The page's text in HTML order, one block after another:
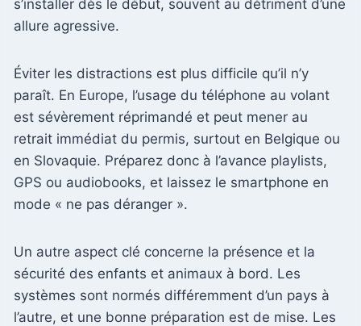
s’installer dès le début, souvent au détriment d’une
allure agressive.
Éviter les distractions est plus difficile qu’il n’y
paraît. En Europe, l’usage du téléphone au volant
est sévèrement réprimandé et peut mener au
retrait immédiat du permis, surtout en Belgique ou
en Slovaquie. Préparez donc à l’avance playlists,
GPS ou audiobooks, et laissez le smartphone en
mode « ne pas déranger ».
Un autre aspect clé concerne la présence et la
sécurité des enfants et animaux à bord. Les
systèmes sont normés différemment d’un pays à
l’autre, et une bonne préparation est de mise. Les